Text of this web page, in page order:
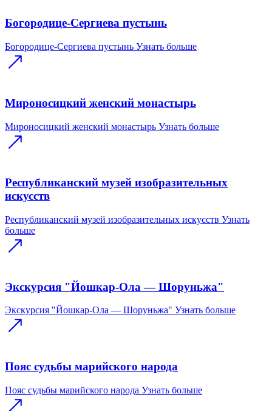
Богородице-Сергиева пустынь
Богородице-Сергиева пустынь Узнать больше
Мироносицкий женский монастырь
Мироносицкий женский монастырь Узнать больше
Республиканский музей изобразительных
искусств
Республиканский музей изобразительных искусств Узнать
больше
Экскурсия "Йошкар-Ола — Шоруньжа"
Экскурсия "Йошкар-Ола — Шоруньжа" Узнать больше
Пояс судьбы марийского народа
Пояс судьбы марийского народа Узнать больше